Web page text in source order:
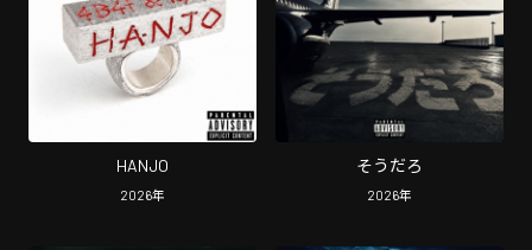
HANJO
2026年
そうだろ
2026年